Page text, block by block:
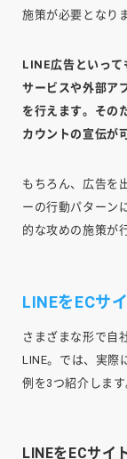
施策が必要となり
LINE広告といっ
サービスや外部ア
を行えます。その
カウントの宣伝が
もちろん、広告を
ーの行動パターン
的な攻めの施策が
LINEをECサ
さまざまな形で自
LINE。では、実際
例を3つ紹介します
LINEをECサイ